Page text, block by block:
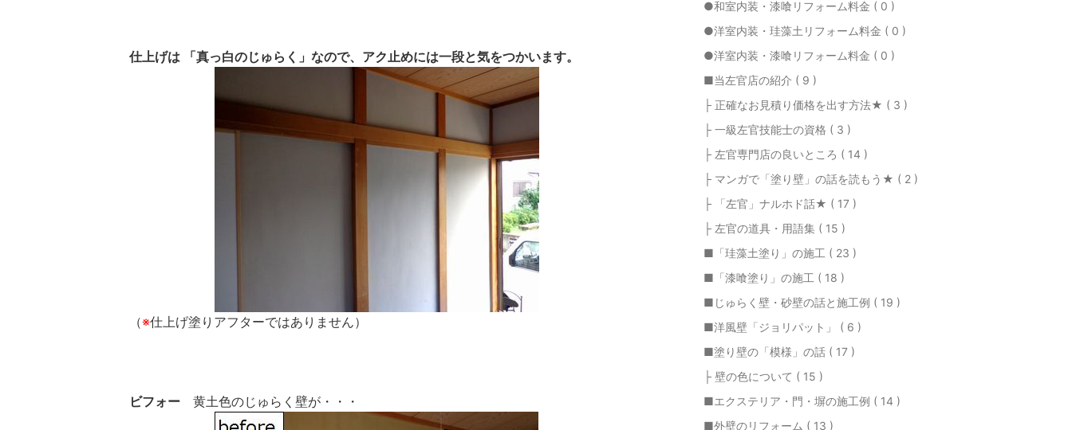
仕上げは 「真っ白のじゅらく」なので、アク止めには一段と気をつかいます。
（※仕上げ塗りアフターではありません）
ビフォー 黄土色のじゅらく壁が・・・
●和室内装・漆喰リフォーム料金 ( 0 )
●洋室内装・珪藻土リフォーム料金 ( 0 )
●洋室内装・漆喰リフォーム料金 ( 0 )
■当左官店の紹介 ( 9 )
├ 正確なお見積り価格を出す方法★ ( 3 )
├ 一級左官技能士の資格 ( 3 )
├ 左官専門店の良いところ ( 14 )
├ マンガで「塗り壁」の話を読もう★ ( 2 )
├ 「左官」ナルホド話★ ( 17 )
├ 左官の道具・用語集 ( 15 )
■「珪藻土塗り」の施工 ( 23 )
■「漆喰塗り」の施工 ( 18 )
■じゅらく壁・砂壁の話と施工例 ( 19 )
■洋風壁「ジョリパット」 ( 6 )
■塗り壁の「模様」の話 ( 17 )
├ 壁の色について ( 15 )
■エクステリア・門・塀の施工例 ( 14 )
■外壁のリフォーム ( 13 )